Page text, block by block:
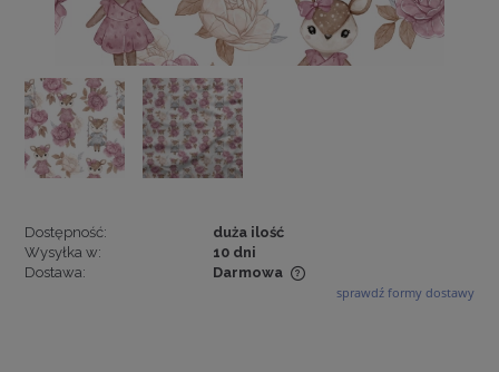
Dostępność:
duża ilość
Wysyłka w:
10 dni
Dostawa:
Darmowa
Cena nie zawiera ewentualnych kosztów płatności
sprawdź formy dostawy